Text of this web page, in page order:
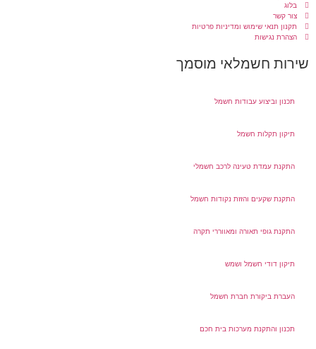
בלוג
צור קשר
תקנון תנאי שימוש ומדיניות פרטיות
הצהרת נגישות
שירות חשמלאי מוסמך
תכנון וביצוע עבודות חשמל
תיקון תקלות חשמל
התקנת עמדת טעינה לרכב חשמלי
התקנת שקעים והזזת נקודות חשמל
התקנת גופי תאורה ומאווררי תקרה
תיקון דודי חשמל ושמש
העברת ביקורת חברת חשמל
תכנון והתקנת מערכות בית חכם